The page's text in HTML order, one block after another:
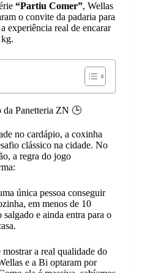
“Partiu Comer”, Wellas
o convite da padaria para
experiência real de encarar
da Panetteria ZN 🕒
no cardápio, a coxinha
clássico na cidade. No
a regra do jogo
única pessoa conseguir
em menos de 10
e ainda entra para o
a real qualidade do
e a Bi optaram por